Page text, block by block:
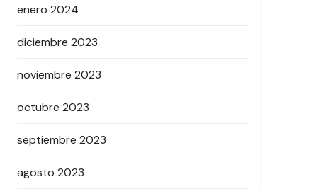
enero 2024
diciembre 2023
noviembre 2023
octubre 2023
septiembre 2023
agosto 2023